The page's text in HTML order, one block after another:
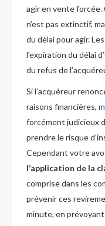
agir en vente forcée.
n’est pas extinctif,
du délai pour agir.
l’expiration du délai
du refus de
Si l’acquéreur
raisons financières,
forcément judicieux
prendre le risque
Cependant votre
l’application de la
comprise dans les
prévenir ces
minute, en